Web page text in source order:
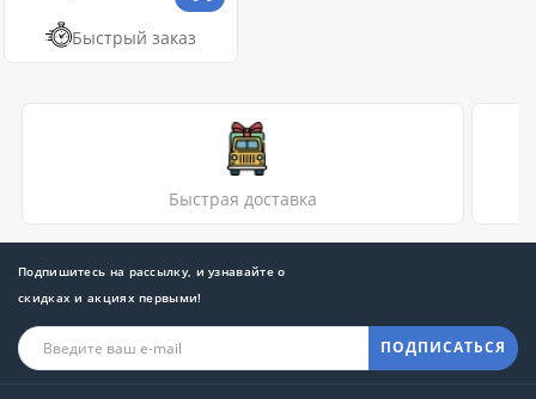
Быстрый заказ
Быстрая доставка
Подпишитесь на рассылку, и узнавайте о
скидках и акциях первыми!
ПОДПИСАТЬСЯ